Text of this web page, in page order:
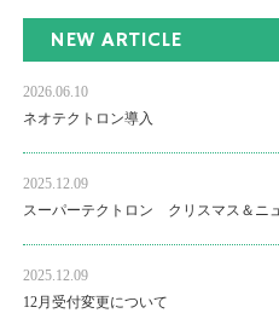
NEW ARTICLE
2026.06.10
ネオテクトロン導入
2025.12.09
スーパーテクトロン クリスマス＆ニ
2025.12.09
12月受付変更について